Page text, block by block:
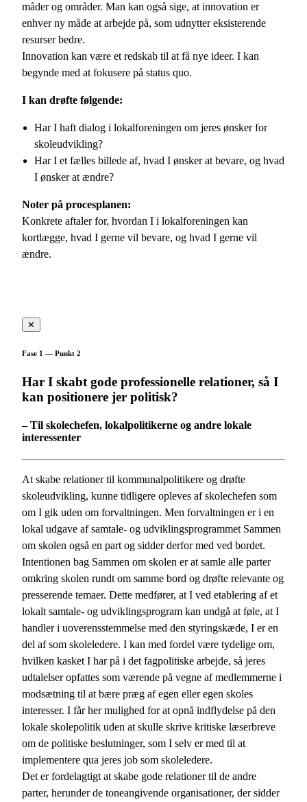
måder og områder. Man kan også sige, at innovation er
enhver ny måde at arbejde på, som udnytter eksisterende
resurser bedre.
Innovation kan være et redskab til at få nye ideer. I kan
begynde med at fokusere på status quo.
I kan drøfte følgende:
Har I haft dialog i lokalforeningen om jeres ønsker for
skoleudvikling?
Har I et fælles billede af, hvad I ønsker at bevare, og hvad
I ønsker at ændre?
Noter på procesplanen:
Konkrete aftaler for, hvordan I i lokalforeningen kan
kortlægge, hvad I gerne vil bevare, og hvad I gerne vil
ændre.
✕
Fase 1 — Punkt 2
Har I skabt gode professionelle relationer, så I
kan positionere jer politisk?
– Til skolechefen, lokalpolitikerne og andre lokale
interessenter
At skabe relationer til kommunalpolitikere og drøfte
skoleudvikling, kunne tidligere opleves af skolechefen som
om I gik uden om forvaltningen. Men forvaltningen er i en
lokal udgave af samtale- og udviklingsprogrammet Sammen
om skolen også en part og sidder derfor med ved bordet.
Intentionen bag Sammen om skolen er at samle alle parter
omkring skolen rundt om samme bord og drøfte relevante og
presserende temaer. Dette medfører, at I ved etablering af et
lokalt samtale- og udviklingsprogram kan undgå at føle, at I
handler i uoverensstemmelse med den styringskæde, I er en
del af som skoleledere. I kan med fordel være tydelige om,
hvilken kasket I har på i det fagpolitiske arbejde, så jeres
udtalelser opfattes som værende på vegne af medlemmerne i
modsætning til at bære præg af egen eller egen skoles
interesser. I får her mulighed for at opnå indflydelse på den
lokale skolepolitik uden at skulle skrive kritiske læserbreve
om de politiske beslutninger, som I selv er med til at
implementere qua jeres job som skoleledere.
Det er fordelagtigt at skabe gode relationer til de andre
parter, herunder de toneangivende organisationer, der sidder